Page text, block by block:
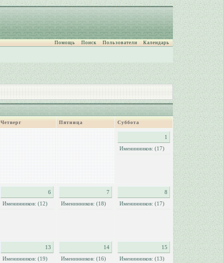
Помощь Поиск Пользователи Календарь
Четверг Пятница Суббота
1
Именинников: (17)
6
Именинников: (12)
7
Именинников: (18)
8
Именинников: (17)
13
Именинников: (19)
14
Именинников: (16)
15
Именинников: (13)